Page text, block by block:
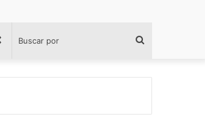
por
Publicación
al
azar